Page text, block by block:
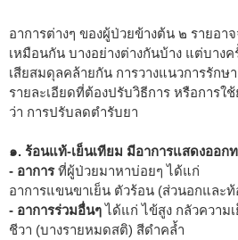
อาการต่างๆ ของผู้ป่วยข้างต้น ๒ รายอา
เหมือนกัน บางอย่างต่างกันบ้าง แต่บาง
เสียสมดุลคล้ายกัน การวางแนวการรักษ
รายละเอียดที่ต้องปรับวิธีการ หรือการใ
ว่า การปรับลดตำรับยา
๑. ร้อนแท้-เย็นเทียม มีอาการแสดงออก
- อาการที่ผู้ป่วยมาหาบ่อยๆ ได้แก่
อาการแขนขาเย็น ตัวร้อน (ส่วนอกและท้
- อาการร่วมอื่นๆได้แก่ ไข้สูง กลัวความ
ชีวา (บางรายหมดสติ) สีดำคล้ำ